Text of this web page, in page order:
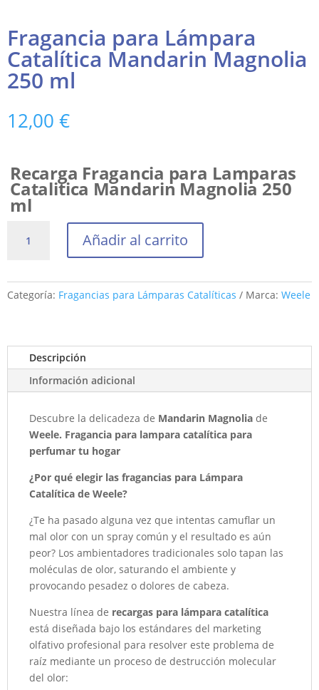
Fragancia para Lámpara
Catalítica Mandarin Magnolia
250 ml
12,00 €
Recarga Fragancia para Lamparas
Catalitica Mandarin Magnolia 250
ml
para
Mandarin
ml
cantidad
Añadir al carrito
Categoría: Fragancias para Lámparas Catalíticas Marca: Weele
Descripción
Información adicional
Descubre la delicadeza de Mandarin Magnolia de
Weele. Fragancia para lampara catalítica para
perfumar tu hogar
¿Por qué elegir las fragancias para Lámpara
Catalítica de Weele?
¿Te ha pasado alguna vez que intentas camuflar un
mal olor con un spray común y el resultado es aún
peor? Los ambientadores tradicionales solo tapan las
moléculas de olor, saturando el ambiente y
provocando pesadez o dolores de cabeza.
Nuestra línea de recargas para lámpara catalítica
está diseñada bajo los estándares del marketing
olfativo profesional para resolver este problema de
raíz mediante un proceso de destrucción molecular
del olor: